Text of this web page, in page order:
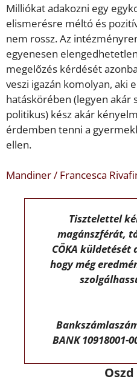
Milliókat adakozni egy
elismerésre méltó és
nem rossz. Az
egyenesen
megelőzés kérdését
veszi igazán komolyan, aki
hatáskörében (legyen akár
politikus) kész akár
érdemben tenni a
ellen.
Mandiner / Francesca
Tisztelettel
magánszférát,
CÖKA küldetését
hogy még
BANK 10918001-